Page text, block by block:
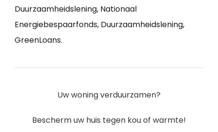
Duurzaamheidslening, Nationaal
Energiebespaarfonds, Duurzaamheidslening,
GreenLoans.
Uw woning verduurzamen?
Bescherm uw huis tegen kou of warmte!